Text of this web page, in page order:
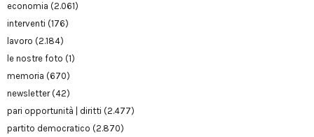
economia (2.061)
interventi (176)
lavoro (2.184)
le nostre foto (1)
memoria (670)
newsletter(42)
pari opportunità | diritti (2.477)
partito democratico (2.870)